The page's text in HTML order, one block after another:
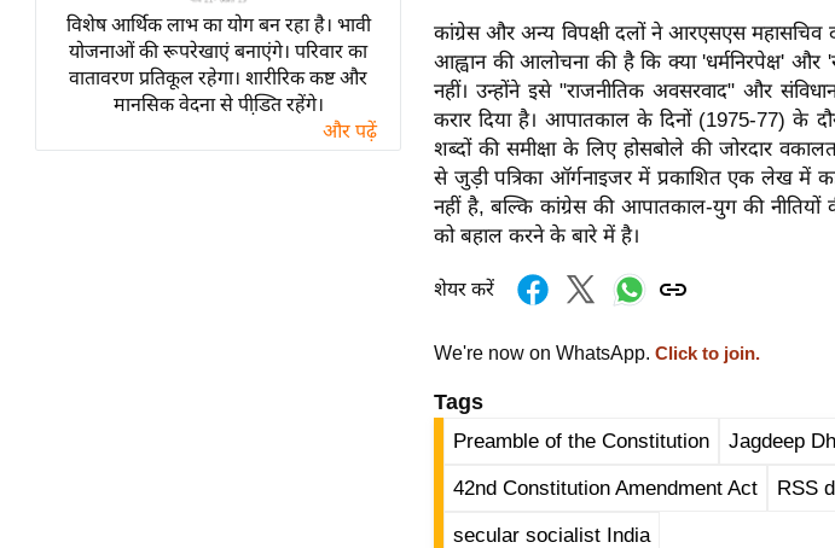
व्रत
त्योहार
राशिफल
विश्लेषण
विशेष आर्थिक लाभ का योग बन रहा है। भावी
योजनाओं की रूपरेखाएं बनाएंगे। परिवार का
वातावरण प्रतिकूल रहेगा। शारीरिक कष्ट और
मानसिक वेदना से पीडि़त रहेंगे।
और पढ़ें
कांग्रेस और अन्य विपक्षी दलों ने आरएसएस महासचिव
आह्वान की आलोचना की है कि क्या 'धर्मनिरपेक्ष' और
नहीं। उन्होंने इसे "राजनीतिक अवसरवाद" और
करार दिया है। आपातकाल के दिनों (1975-77) के
शब्दों की समीक्षा के लिए होसबोले की जोरदार
से जुड़ी पत्रिका ऑर्गनाइजर में प्रकाशित एक लेख में
नहीं है, बल्कि कांग्रेस की आपातकाल-युग की
को बहाल करने के बारे में है।
शेयर करें
We're now on WhatsApp. Click to join.
Tags
Preamble of the Constitution Jagdeep
42nd Constitution Amendment Act RSS
secular socialist India